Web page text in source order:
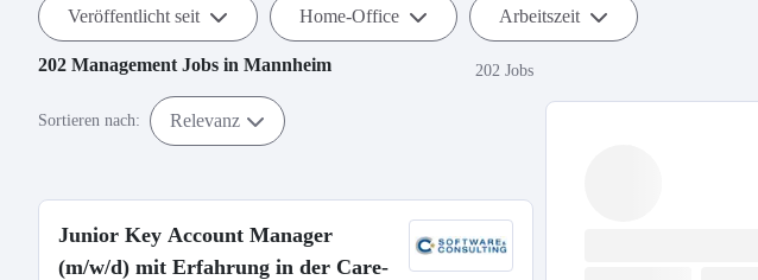
Veröffentlicht seit Home-Office Arbeitszeit
202 Management Jobs in Mannheim 202 Jobs
Sortieren nach: Relevanz
Junior Key Account Manager
(m/w/d) mit Erfahrung in der Care-